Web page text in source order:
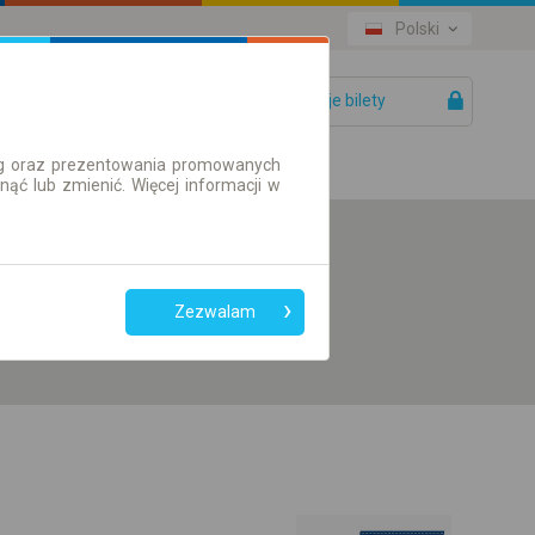
Polski
Twoje bilety
przesiadek
Tylko bilet online
oraz prezentowania promowanych
lub zmienić. Więcej informacji w
Zezwalam